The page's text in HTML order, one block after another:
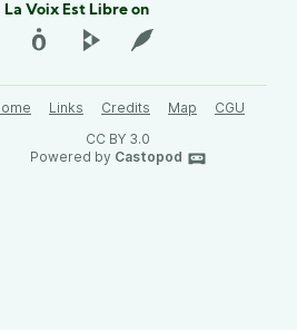
La Voix Est Libre on
Links Credits Map
CGU
CC BY 3.0
Powered by Castopod